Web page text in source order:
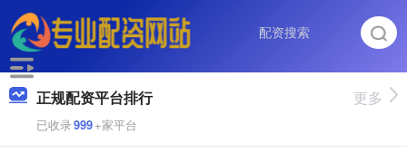
正规配资平台排行
已收录999+家平台
更多